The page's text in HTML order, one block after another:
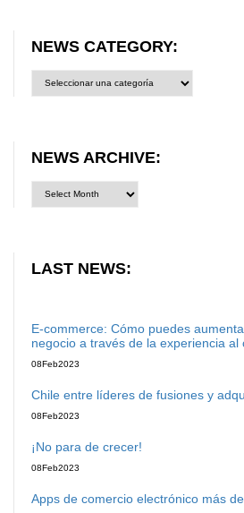
NEWS CATEGORY:
category:
NEWS ARCHIVE:
LAST NEWS:
E-commerce: Cómo puedes
negocio a través de la experiencia al
08Feb2023
Chile entre líderes de fusiones y
08Feb2023
¡No para de crecer!
08Feb2023
Apps de comercio electrónico más